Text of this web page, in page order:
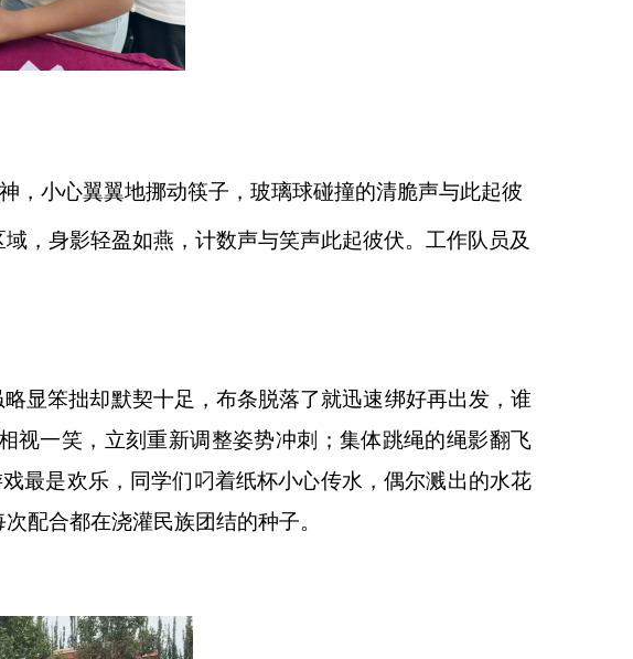
小心翼翼地挪动筷子，玻璃球碰撞的清脆声与此起彼
，身影轻盈如燕，计数声与笑声此起彼伏。 工作队员及
显笨拙却默契十足，布条脱落了就迅速绑好再出发，谁
视一笑，立刻重新调整姿势冲刺；集体跳绳的绳影翻飞
最是欢乐，同学们叼着纸杯小心传水，偶尔溅出的水花
配合都在浇灌民族团结的种子。